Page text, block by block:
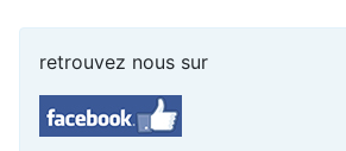
retrouvez nous sur